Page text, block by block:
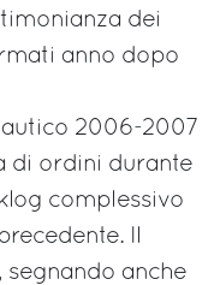
dei
anno dopo
2006-2007
di ordini durante
complessivo
Il
anche